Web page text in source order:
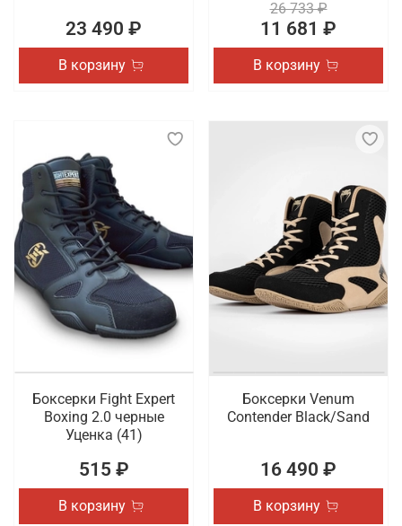
23 490 ₽
В корзину
26 733 ₽
11 681 ₽
В корзину
Боксерки Fight Expert
Boxing 2.0 черные
Уценка (41)
515 ₽
В корзину
Боксерки Venum
Contender Black/Sand
16 490 ₽
В корзину